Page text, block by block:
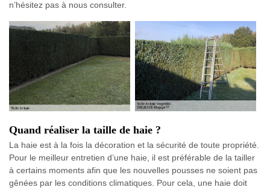
n’hésitez pas à nous consulter.
Quand réaliser la taille de haie ?
La haie est à la fois la décoration et la sécurité de toute propriété.
Pour le meilleur entretien d’une haie, il est préférable de la tailler
à certains moments afin que les nouvelles pousses ne soient pas
gênées par les conditions climatiques. Pour cela, une haie doit